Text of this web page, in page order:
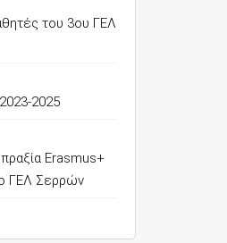
του 3ου ΓΕΛ
2025
Erasmus+
ΓΕΛ Σερρών